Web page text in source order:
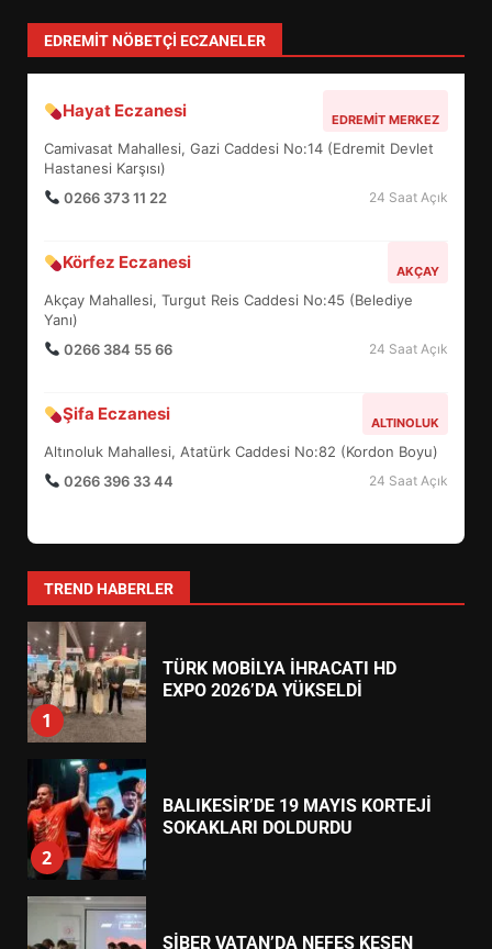
EDREMIT NÖBETÇI ECZANELER
Hayat Eczanesi EDREMIT MERKEZ
Camivasat Mahallesi, Gazi Caddesi No:14 (Edremit Devlet
Hastanesi Karşısı)
0266 373 11 22
24 Saat Açık
Körfez Eczanesi AKÇAY
Akçay Mahallesi, Turgut Reis Caddesi No:45 (Belediye
Yanı)
0266 384 55 66
24 Saat Açık
Şifa Eczanesi ALTINOLUK
Altınoluk Mahallesi, Atatürk Caddesi No:82 (Kordon Boyu)
0266 396 33 44
24 Saat Açık
TREND HABERLER
3
4
ALTIEYLÜL’DE 19 MAYIS ŞÖLENİ
SOKAKLARA TAŞTI
5
EMİRHAN BOZ MİLLİ TAKIMDA!
6
MEYDANLARA TAŞTI
7
SEFERBERLİĞİ: TÜM İLÇE
1
TÜRK MOBİLYA İHRACATI HD
EXPO 2026’DA YÜKSELDİ
2
BALIKESİR’DE 19 MAYIS KORTEJİ
SOKAKLARI DOLDURDU
SİBER VATAN’DA NEFES KESEN